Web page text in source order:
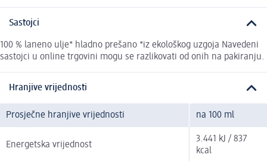
Sastojci
100 % laneno ulje* hladno prešano *iz ekološkog uzgoja Navedeni
sastojci u online trgovini mogu se razlikovati od onih na pakiranju.
Hranjive vrijednosti
Prosječne hranjive vrijednosti na 100 ml
Energetska vrijednost
3.441 kJ / 837
kcal